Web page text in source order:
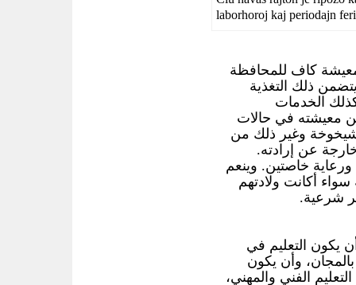
laborhoroj kaj periodajn
كاف للمحافظة
ذلك التغذية
الخدمات
معيشته في حالات
وغير ذلك من
عن إرادته.
خاصتين. وينعم
أكانت ولادتهم
شرعية.
التعليم في
وأن يكون
الفني والمهني،